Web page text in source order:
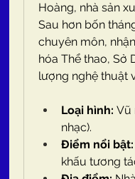
Hoàng, nhà sản
Sau hơn bốn
chuyên môn,
hóa Thể thao, Sở
lượng nghệ thuật
Loại hình: Vũ
nhạc).
Điểm nổi bật:
khấu tương